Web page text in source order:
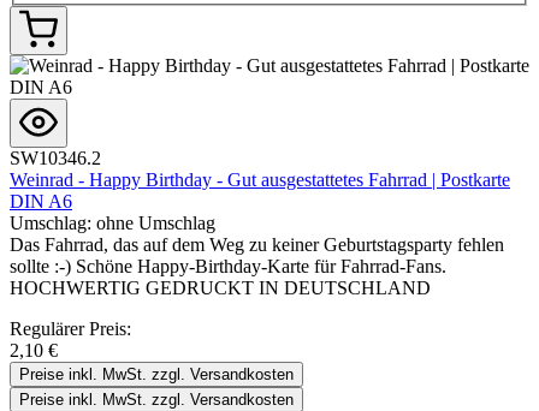
SW10346.2
Weinrad - Happy Birthday - Gut ausgestattetes Fahrrad | Postkarte
DIN A6
Umschlag: ohne Umschlag
Das Fahrrad, das auf dem Weg zu keiner Geburtstagsparty fehlen
sollte :-) Schöne Happy-Birthday-Karte für Fahrrad-Fans.
HOCHWERTIG GEDRUCKT IN DEUTSCHLAND
Regulärer Preis:
2,10 €
Preise inkl. MwSt. zzgl. Versandkosten
Preise inkl. MwSt. zzgl. Versandkosten